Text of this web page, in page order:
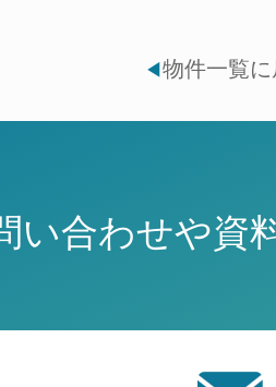
◀物件一覧に
い合わせや資